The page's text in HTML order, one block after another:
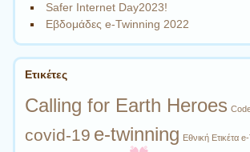
Safer Internet Day2023!
Εβδομάδες e-Twinning 2022
Ετικέτες
Calling for Earth Heroes
covid-19 e-twinning Eθνική Ετικέτα